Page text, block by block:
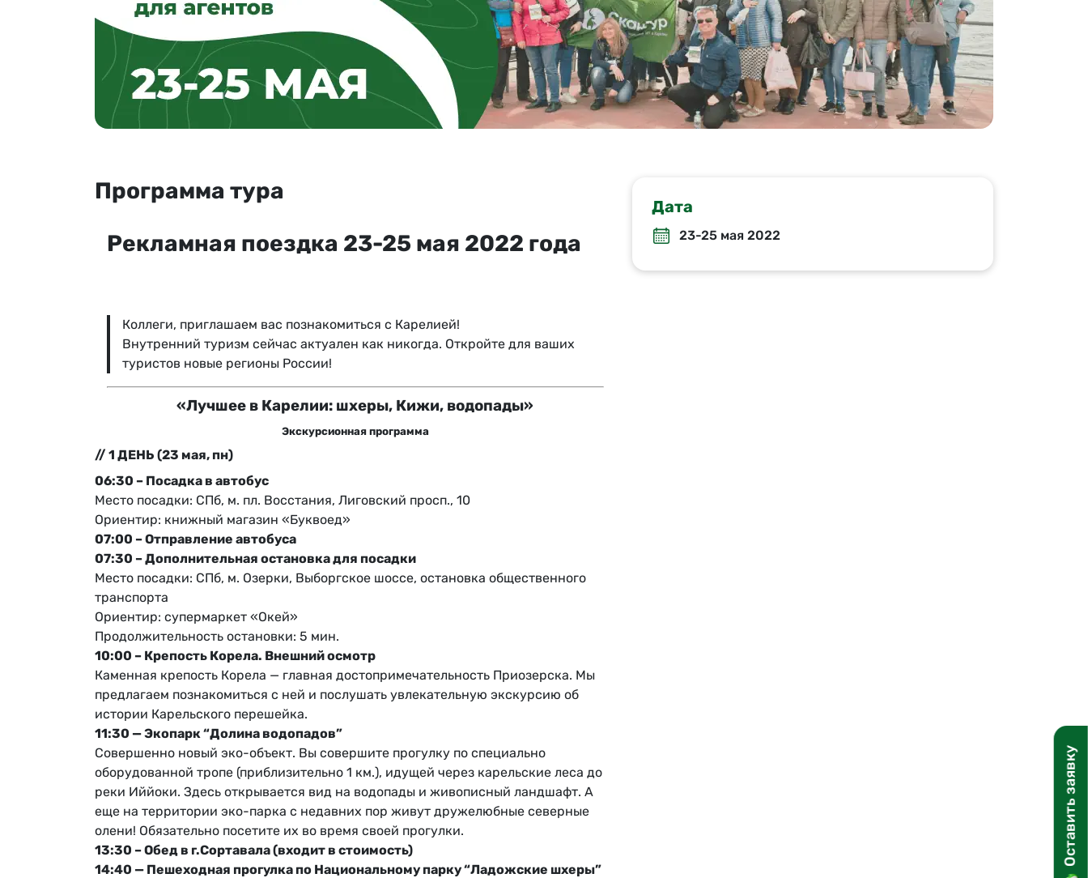
Киндасово
Водопады Карелии
Вкусные дегустации
Научитесь новому
Активные развлечения
Карелия + СПб
Карелия + Выборг
Мурманская область
Калининградская область
Мурманск
Калининград
Программа тура
Рекламная поездка 23-25 мая 2022 года
Коллеги, приглашаем вас познакомиться с Карелией!
Внутренний туризм сейчас актуален как никогда. Откройте для ваших
туристов новые регионы России!
«Лучшее в Карелии: шхеры, Кижи, водопады»
Экскурсионная программа
// 1 ДЕНЬ (23 мая, пн)
06:30 – Посадка в автобус
Место посадки: СПб, м. пл. Восстания, Лиговский просп., 10
Ориентир: книжный магазин «Буквоед»
07:00 – Отправление автобуса
07:30 – Дополнительная остановка для посадки
Место посадки: СПб, м. Озерки, Выборгское шоссе, остановка общественного
транспорта
Ориентир: супермаркет «Окей»
Продолжительность остановки: 5 мин.
10:00 – Крепость Корела. Внешний осмотр
Каменная крепость Корела — главная достопримечательность Приозерска. Мы
предлагаем познакомиться с ней и послушать увлекательную экскурсию об
истории Карельского перешейка.
11:30 — Экопарк “Долина водопадов”
Совершенно новый эко-объект. Вы совершите прогулку по специально
оборудованной тропе (приблизительно 1 км.), идущей через карельские леса до
реки Иййоки. Здесь открывается вид на водопады и живописный ландшафт. А
еще на территории эко-парка с недавних пор живут дружелюбные северные
олени! Обязательно посетите их во время своей прогулки.
13:30 – Обед в г.Сортавала (входит в стоимость)
14:40 — Пешеходная прогулка по Национальному парку “Ладожские шхеры”
Дата
23-25 мая 2022
Оставить заявку